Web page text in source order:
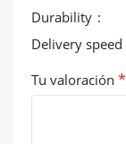
Durability
Delivery speed
Tu valoración *